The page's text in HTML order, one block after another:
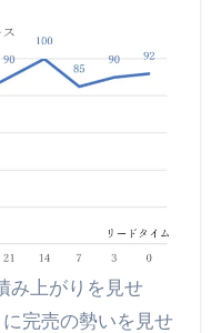
み上がりを見せ
完売の勢いを見せ